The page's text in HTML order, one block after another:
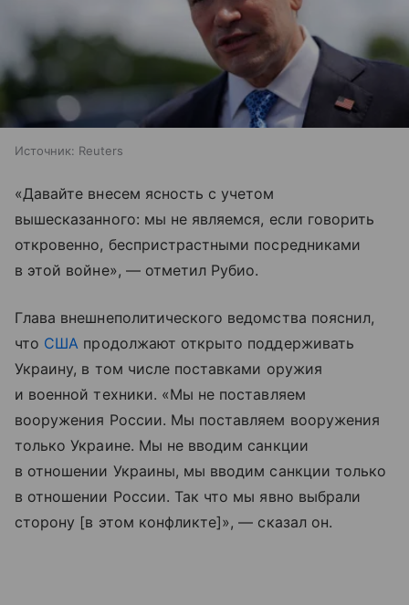
Источник: Reuters
«Давайте внесем ясность с учетом
вышесказанного: мы не являемся, если говорить
откровенно, беспристрастными посредниками
в этой войне», — отметил Рубио.
Глава внешнеполитического ведомства пояснил,
что США продолжают открыто поддерживать
Украину, в том числе поставками оружия
и военной техники. «Мы не поставляем
вооружения России. Мы поставляем вооружения
только Украине. Мы не вводим санкции
в отношении Украины, мы вводим санкции только
в отношении России. Так что мы явно выбрали
сторону [в этом конфликте]», — сказал он.